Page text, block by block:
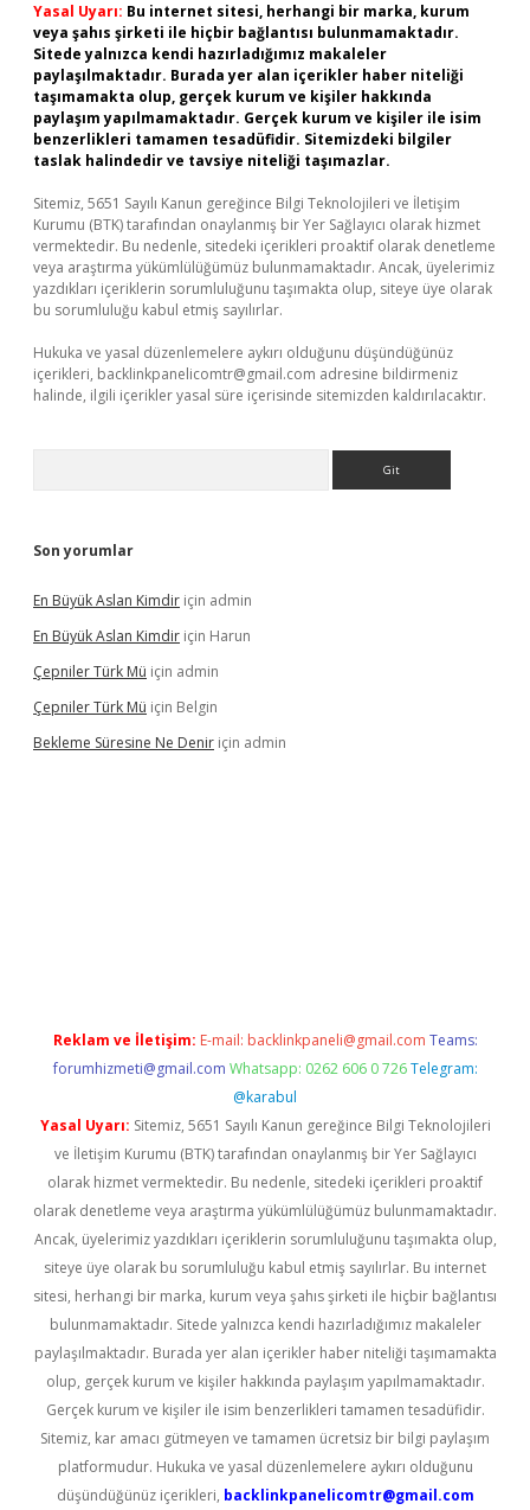
Yasal Uyarı: Bu internet sitesi, herhangi bir marka, kurum
veya şahıs şirketi ile hiçbir bağlantısı bulunmamaktadır.
Sitede yalnızca kendi hazırladığımız makaleler
paylaşılmaktadır. Burada yer alan içerikler haber niteliği
taşımamakta olup, gerçek kurum ve kişiler hakkında
paylaşım yapılmamaktadır. Gerçek kurum ve kişiler ile isim
benzerlikleri tamamen tesadüfidir. Sitemizdeki bilgiler
taslak halindedir ve tavsiye niteliği taşımazlar.
Sitemiz, 5651 Sayılı Kanun gereğince Bilgi Teknolojileri ve İletişim
Kurumu (BTK) tarafından onaylanmış bir Yer Sağlayıcı olarak hizmet
vermektedir. Bu nedenle, sitedeki içerikleri proaktif olarak denetleme
veya araştırma yükümlülüğümüz bulunmamaktadır. Ancak, üyelerimiz
yazdıkları içeriklerin sorumluluğunu taşımakta olup, siteye üye olarak
bu sorumluluğu kabul etmiş sayılırlar.
Hukuka ve yasal düzenlemelere aykırı olduğunu düşündüğünüz
içerikleri, backlinkpanelicomtr@gmail.com adresine bildirmeniz
halinde, ilgili içerikler yasal süre içerisinde sitemizden kaldırılacaktır.
Son yorumlar
En Büyük Aslan Kimdir için admin
En Büyük Aslan Kimdir için Harun
Çepniler Türk Mü için admin
Çepniler Türk Mü için Belgin
Bekleme Süresine Ne Denir için admin
Reklam ve İletişim: E-mail: backlinkpaneli@gmail.com Teams:
forumhizmeti@gmail.com Whatsapp: 0262 606 0 726 Telegram:
@karabul
Yasal Uyarı: Sitemiz, 5651 Sayılı Kanun gereğince Bilgi Teknolojileri
ve İletişim Kurumu (BTK) tarafından onaylanmış bir Yer Sağlayıcı
olarak hizmet vermektedir. Bu nedenle, sitedeki içerikleri proaktif
olarak denetleme veya araştırma yükümlülüğümüz bulunmamaktadır.
Ancak, üyelerimiz yazdıkları içeriklerin sorumluluğunu taşımakta olup,
siteye üye olarak bu sorumluluğu kabul etmiş sayılırlar. Bu internet
sitesi, herhangi bir marka, kurum veya şahıs şirketi ile hiçbir bağlantısı
bulunmamaktadır. Sitede yalnızca kendi hazırladığımız makaleler
paylaşılmaktadır. Burada yer alan içerikler haber niteliği taşımamakta
olup, gerçek kurum ve kişiler hakkında paylaşım yapılmamaktadır.
Gerçek kurum ve kişiler ile isim benzerlikleri tamamen tesadüfidir.
Sitemiz, kar amacı gütmeyen ve tamamen ücretsiz bir bilgi paylaşım
platformudur. Hukuka ve yasal düzenlemelere aykırı olduğunu
düşündüğünüz içerikleri, backlinkpanelicomtr@gmail.com